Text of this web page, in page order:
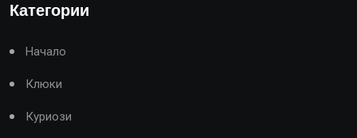
Категории
Начало
Клюки
Куриози